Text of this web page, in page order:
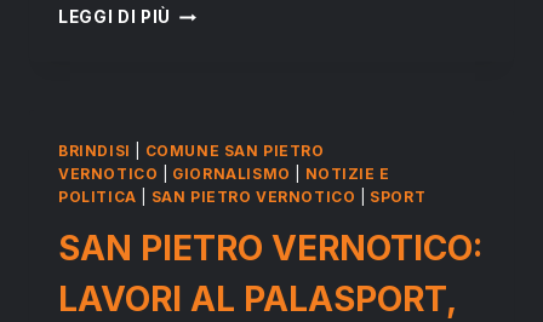
LEGGI DI PIÙ SAN
OTTIMA
LA
AL
CAMPIONATO
BRINDISI
COMUNE SAN PIETRO
VERNOTICO
GIORNALISMO
NOTIZIE E
POLITICA
SAN PIETRO VERNOTICO SPORT
SAN PIETRO VERNOTICO:
LAVORI AL PALASPORT,